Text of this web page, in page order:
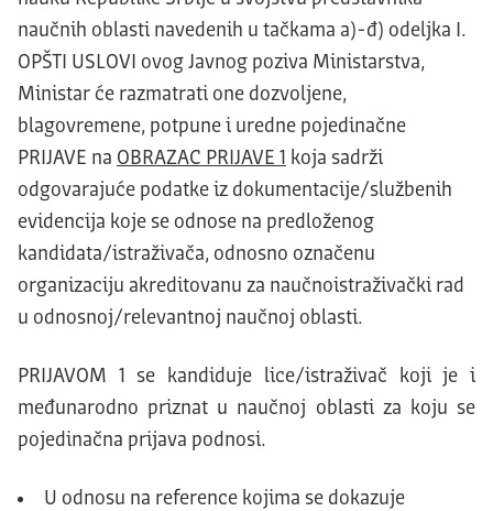
naučnih oblasti navedenih u tačkama a)-đ) odeljka I.
OPŠTI USLOVI ovog Javnog poziva Ministarstva,
Ministar će razmatrati one dozvoljene,
blagovremene, potpune i uredne pojedinačne
PRIJAVE na OBRAZAC PRIJAVE 1
koja sadrži
odgovarajuće podatke iz dokumentacije/službenih
evidencija koje se odnose na predloženog
kandidata/istraživača, odnosno označenu
organizaciju akreditovanu za naučnoistraživački rad
u odnosnoj/relevantnoj naučnoj oblasti.
PRIJAVOM 1 se kandiduje lice/istraživač koji je i
međunarodno priznat u naučnoj oblasti za koju se
pojedinačna prijava podnosi.
U odnosu na reference kojima se dokazuje